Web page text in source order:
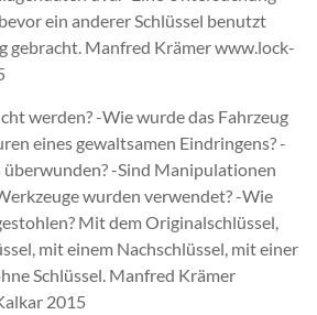
ein anderer Schlüssel benutzt
gebracht. Manfred Krämer www.lock-
werden? -Wie wurde das Fahrzeug
eines gewaltsamen Eindringens? -
überwunden? -Sind Manipulationen
wurden verwendet? -Wie
Mit dem Originalschlüssel,
mit einem Nachschlüssel, mit einer
Schlüssel. Manfred Krämer
2015